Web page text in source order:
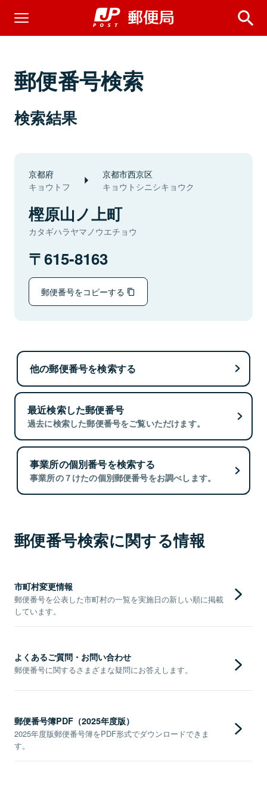
郵便番号検索
検索結果
京都府
キョウトフ
京都市西京区
キョウトシニシキョウク
樫原山ノ上町
カタギハラヤマノウエチョウ
615-8163
郵便番号をコピーする
他の郵便番号を検索する
最近検索した郵便番号
過去に検索した郵便番号をご覧いただけます。
事業所の個別番号を検索する
事業所の７けたの個別郵便番号をお調べします。
郵便番号検索に関する情報
市町村変更情報
郵便番号を公表した市町村の一覧を実施日の新しい順に掲載
しています。
よくあるご質問・お問い合わせ
郵便番号に関するさまざまな疑問にお答えします。
郵便番号簿PDF（2025年度版）
2025年度版郵便番号簿をPDF形式でダウンロードできま
す。